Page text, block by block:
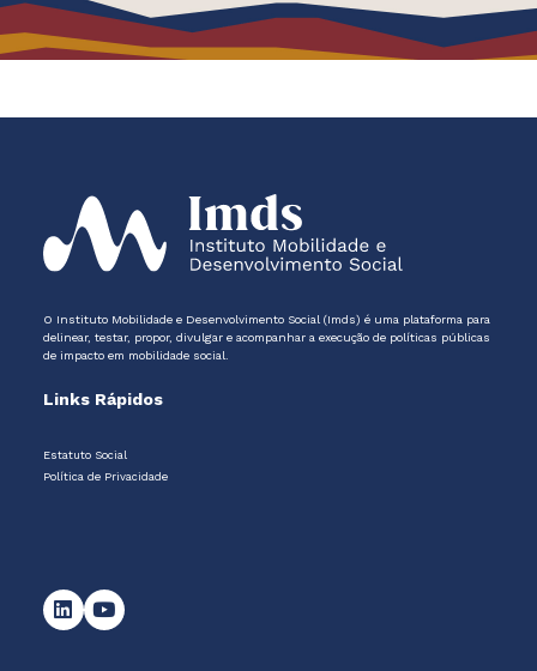
O Instituto Mobilidade e Desenvolvimento Social (Imds) é uma plataforma para
delinear, testar, propor, divulgar e acompanhar a execução de políticas públicas
de impacto em mobilidade social.
Links Rápidos
Estatuto Social
Política de Privacidade